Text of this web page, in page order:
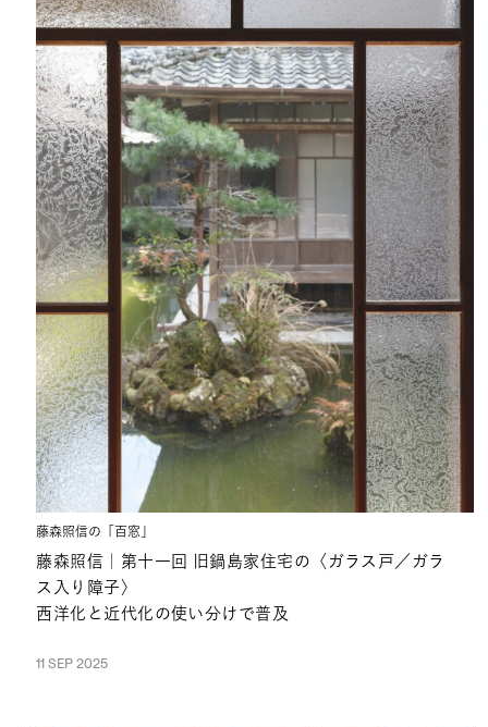
藤森照信の「百窓」
藤森照信｜第十一回 旧鍋島家住宅の〈ガラス戸／ガラ
ス入り障子〉
西洋化と近代化の使い分けで普及
11 SEP 2025